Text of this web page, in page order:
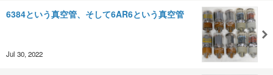
6384という真空管、そして6AR6という真空管
Jul 30, 2022